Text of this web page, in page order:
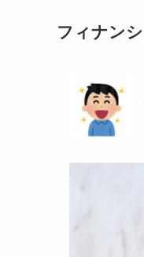
フィナン